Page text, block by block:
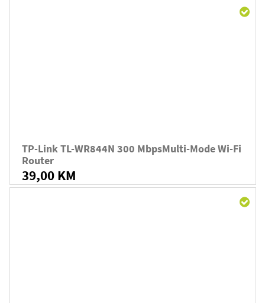
TP-Link TL-WR844N 300 MbpsMulti-Mode Wi-Fi
Router
39,00 KM